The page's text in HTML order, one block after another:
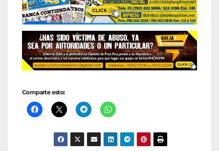
Comparte esto: